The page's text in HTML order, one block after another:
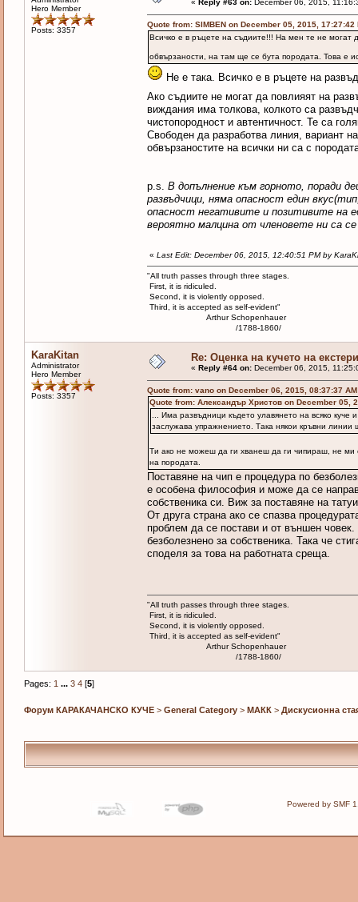
Hero Member
Posts: 3357
« Reply #63 on:December 06, 2015,
Quote from: SIMBEN on December 05, 2015, 17:27:42
Всичко е в ръцете на съдиите!!! На мен те не могат
обвързаности, на там ще се бута породата. Това е
Не е така. Всичко е в ръцете на
Ако съдиите не могат да повлияят на
виждания има толкова, колкото са
чистопородност и автентичност. Те са
Свободен да разработва линия, вариант
обвързаностите на всички ни са с
p.s. В допълнение към горното, поради
развъдчици, няма опасност един
опасност негативите и позитивите на
вероятно малцина от членовете ни са се
« Last Edit: December 06, 2015, 12:40:51 PM by
"All truth passes through three stages.
First, it is ridiculed.
Second, it is violently opposed.
Third, it is accepted as self-evident"
Arthur Schopenhauer
/1788-1860/
KaraKitan
Administrator
Hero Member
Posts: 3357
Re: Оценка на кучето на
« Reply #64 on:December 06, 2015,
Quote from: vano on December 06, 2015, 08:37:37 AM
Quote from: Александър Христов on December 05,
... Има развъдници където улавянето на всяко
заслужава упражнението. Така някои кръвни линии
Ти ако не можеш да ги хванеш да ги чипираш, не ми
на породата.
Поставяне на чип е процедура по
е особена философия и може да се
собственика си. Виж за поставяне на
От друга страна ако се спазва
проблем да се постави и от външен
безболезнено за собственика. Така че
споделя за това на работната среща.
"All truth passes through three stages.
First, it is ridiculed.
Second, it is violently opposed.
Third, it is accepted as self-evident"
Arthur Schopenhauer
/1788-1860/
Pages: 1 ... 3 4[5]
Форум КАРАКАЧАНСКО КУЧЕ> General Category> МАКК> Дискусионна
Powered by SMF